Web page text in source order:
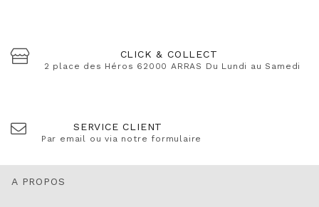
CLICK & COLLECT
2 place des Héros 62000 ARRAS Du Lundi au Samedi
SERVICE CLIENT
Par email ou via notre formulaire
A PROPOS